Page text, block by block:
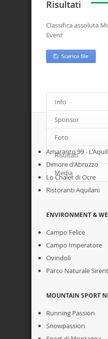
Risultati
Classifica assoluta
Event
Scarica file
Info
Sponsor
Foto
Risultati
Media
ACCOMODATION
Amaranto 99 -
Dimore d'Abruzzo
Lo Chalet di Ocre
Ristoranti Aquilani
ENVIRONMENT &
Campo Felice
Campo Imperatore
Ovindoli
Parco Naturale
MOUNTAIN SPORT
Running Passion
Snowpassion